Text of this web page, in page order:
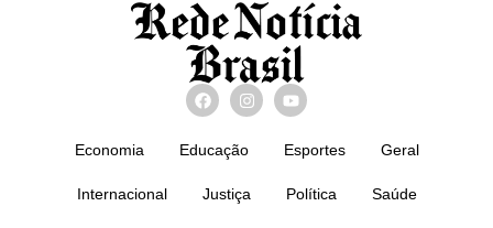
Economia Educação Esportes Geral
Internacional Justiça Política Saúde